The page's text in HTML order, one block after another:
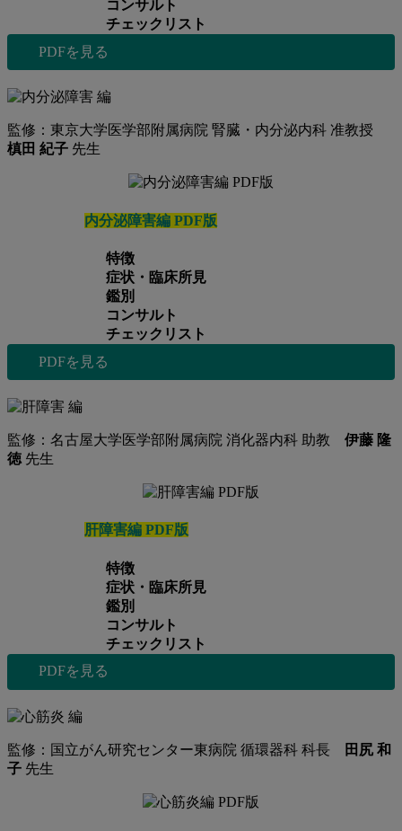
コンサルト
チェックリスト
PDFを見る
監修：東京大学医学部附属病院 腎臓・内分泌内科 准教授
槙田 紀子 先生
内分泌障害編 PDF版
特徴
症状・臨床所見
鑑別
コンサルト
チェックリスト
PDFを見る
監修：名古屋大学医学部附属病院 消化器内科 助教 伊藤 隆
徳 先生
肝障害編 PDF版
特徴
症状・臨床所見
鑑別
コンサルト
チェックリスト
PDFを見る
監修：国立がん研究センター東病院 循環器科 科長
田尻 和
子 先生